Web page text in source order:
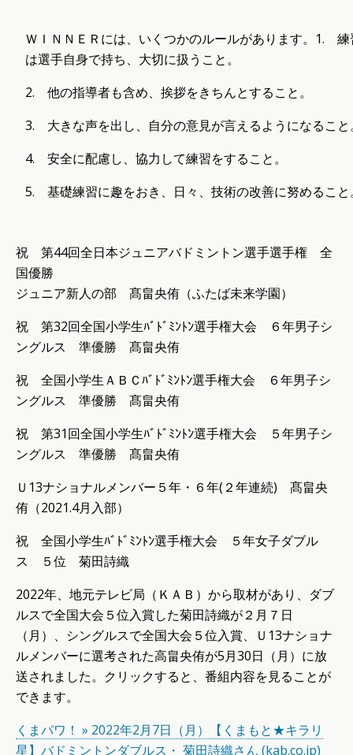
ＷＩＮＮＥＲには、いくつかのルールがあります。 1. 練
は選手自身で持ち、大切に扱うこと。
2. 他の指導者も含め、挨拶をきちんとすること。
3. 大きな声を出し、自分の意見が言えるようになること
4. 安全に配慮し、協力して練習をすること。
5. 基礎練習に趣をおき、日々、技術の改善に努めること
祝 第44回全日本ジュニアバドミントン選手選手権 全
国優勝
ジュニア新人の部 髙畠央侑（ふたば未来学園）
祝 第32回全国小学生ﾊﾞﾄﾞﾐﾝﾄﾝ選手権大会 ６年男子シ
ングルス 準優勝 髙畠央侑
祝 全国小学生ＡＢＣﾊﾞﾄﾞﾐﾝﾄﾝ選手権大会 ６年男子シ
ングルス 準優勝 髙畠央侑
祝 第31回全国小学生ﾊﾞﾄﾞﾐﾝﾄﾝ選手権大会 ５年男子シ
ングルス 準優勝 髙畠央侑
Ｕ13ナショナルメンバー５年・６年(２年連続) 髙畠央
侑（2021.4月入部）
祝 全国小学生ﾊﾞﾄﾞﾐﾝﾄﾝ選手権大会 ５年女子ダブル
ス ５位 菊田詩織
2022年、地元テレビ局（ＫＡＢ）から取材があり、ダブ
ルスで全国大会５位入賞した菊田詩織が２月７日
（月）、シングルスで全国大会５位入賞、Ｕ13ナショナ
ルメンバーに選考された高畠央侑が5月30日（月）に放
送されました。クリックすると、番組内容を見ることが
できます。
くまパワ！ » 2022年2月7日（月）【くまもと★キラリ
星】バドミントンダブルス・ 菊田詩織さん (kab.co.jp)